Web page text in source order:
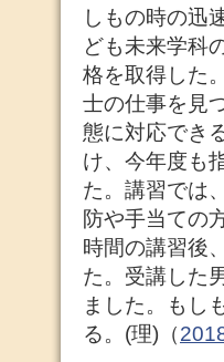
しもの時の迅
ども未来学科
格を取得した
士の仕事を見
態に対応でき
け、今年度も
た。講習では
防や手当ての
時間の講習後
た。受講した
ました。もし
る。(理)（